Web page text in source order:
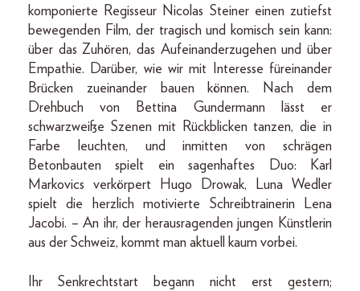
komponierte Regisseur Nicolas Steiner einen zutiefst
bewegenden Film, der tragisch und komisch sein kann:
über das Zuhören, das Aufeinanderzugehen und über
Empathie. Darüber, wie wir mit Interesse füreinander
Brücken zueinander bauen können. Nach dem
Drehbuch von Bettina Gundermann lässt er
schwarzweiße Szenen mit Rückblicken tanzen, die in
Farbe leuchten, und inmitten von schrägen
Betonbauten spielt ein sagenhaftes Duo: Karl
Markovics verkörpert Hugo Drowak, Luna Wedler
spielt die herzlich motivierte Schreibtrainerin Lena
Jacobi. – An ihr, der herausragenden jungen Künstlerin
aus der Schweiz, kommt man aktuell kaum vorbei.
Ihr Senkrechtstart begann nicht erst gestern;